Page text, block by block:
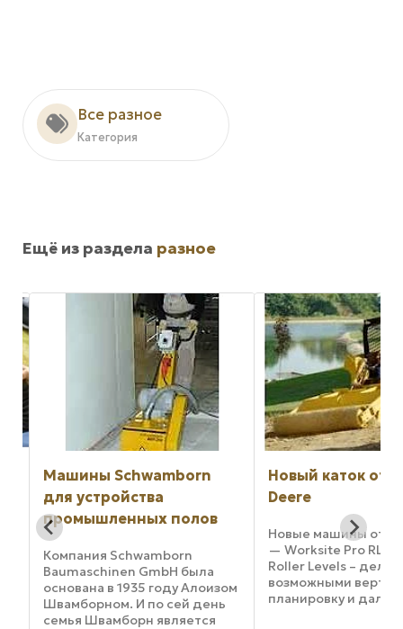
Все разное
Категория
Ещё из раздела разное
Новый каток от John
Deere
Новые машины от John Deere
— Worksite Pro RL66 and RL84
Roller Levels – делают
возможными вертикальную
планировку и дальнейшую
доводку профиля участка до
Оборудование
Сплитстоун для
обработки
дорожных
Российская фирма
"Сплитстоун" — это
производственное
предприятие,
области
производства,
эксплуатации
инструмента и
технологического
оборудования для
стройиндустрии и